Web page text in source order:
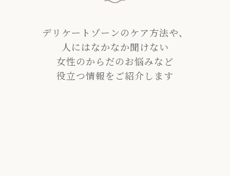
デリケートゾーンのケア方法や、
人にはなかなか聞けない
女性のからだのお悩みなど
役立つ情報をご紹介します